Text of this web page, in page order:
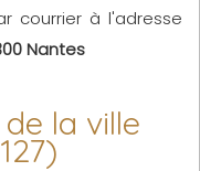
courrier à l'adresse
Nantes
la ville